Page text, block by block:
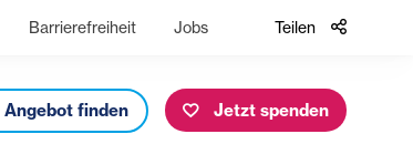
Barrierefreiheit Jobs Teilen
Angebot finden Jetzt spenden